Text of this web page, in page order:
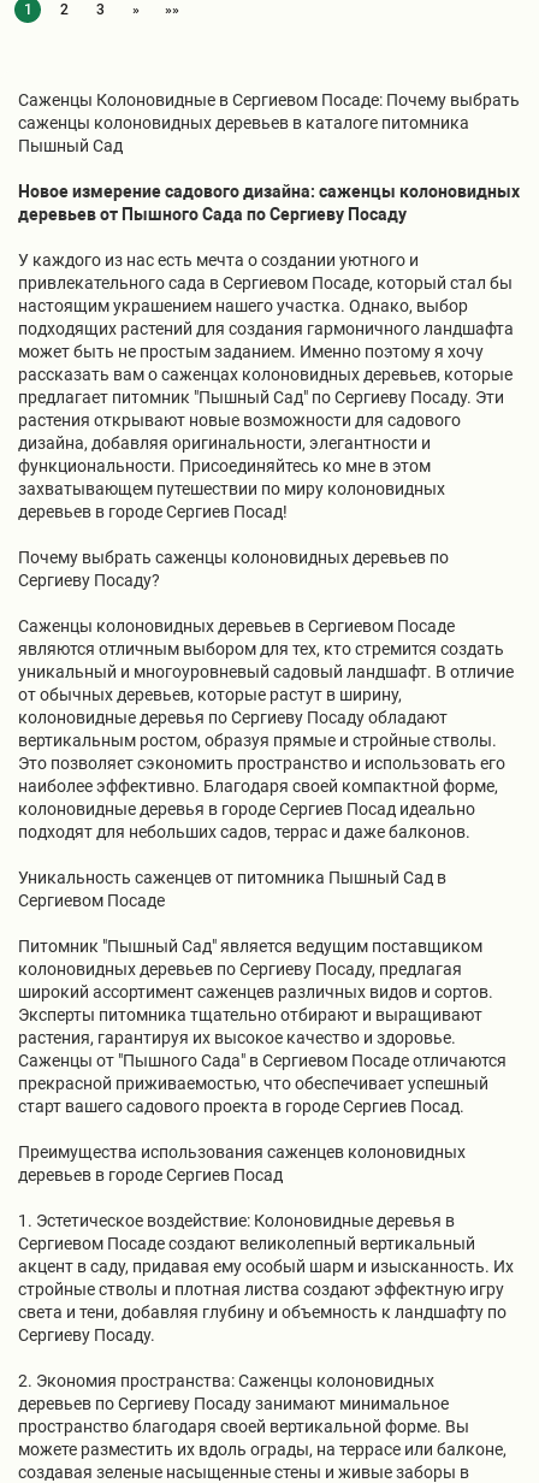
1 2 3 » »»
Саженцы Колоновидные в Сергиевом Посаде: Почему выбрать
саженцы колоновидных деревьев в каталоге питомника
Пышный Сад
Новое измерение садового дизайна: саженцы колоновидных
деревьев от Пышного Сада по Сергиеву Посаду
У каждого из нас есть мечта о создании уютного и
привлекательного сада в Сергиевом Посаде, который стал бы
настоящим украшением нашего участка. Однако, выбор
подходящих растений для создания гармоничного ландшафта
может быть не простым заданием. Именно поэтому я хочу
рассказать вам о саженцах колоновидных деревьев, которые
предлагает питомник "Пышный Сад" по Сергиеву Посаду. Эти
растения открывают новые возможности для садового
дизайна, добавляя оригинальности, элегантности и
функциональности. Присоединяйтесь ко мне в этом
захватывающем путешествии по миру колоновидных
деревьев в городе Сергиев Посад!
Почему выбрать саженцы колоновидных деревьев по
Сергиеву Посаду?
Саженцы колоновидных деревьев в Сергиевом Посаде
являются отличным выбором для тех, кто стремится создать
уникальный и многоуровневый садовый ландшафт. В отличие
от обычных деревьев, которые растут в ширину,
колоновидные деревья по Сергиеву Посаду обладают
вертикальным ростом, образуя прямые и стройные стволы.
Это позволяет сэкономить пространство и использовать его
наиболее эффективно. Благодаря своей компактной форме,
колоновидные деревья в городе Сергиев Посад идеально
подходят для небольших садов, террас и даже балконов.
Уникальность саженцев от питомника Пышный Сад в
Сергиевом Посаде
Питомник "Пышный Сад" является ведущим поставщиком
колоновидных деревьев по Сергиеву Посаду, предлагая
широкий ассортимент саженцев различных видов и сортов.
Эксперты питомника тщательно отбирают и выращивают
растения, гарантируя их высокое качество и здоровье.
Саженцы от "Пышного Сада" в Сергиевом Посаде отличаются
прекрасной приживаемостью, что обеспечивает успешный
старт вашего садового проекта в городе Сергиев Посад.
Преимущества использования саженцев колоновидных
деревьев в городе Сергиев Посад
1. Эстетическое воздействие: Колоновидные деревья в
Сергиевом Посаде создают великолепный вертикальный
акцент в саду, придавая ему особый шарм и изысканность. Их
стройные стволы и плотная листва создают эффектную игру
света и тени, добавляя глубину и объемность к ландшафту по
Сергиеву Посаду.
2. Экономия пространства: Саженцы колоновидных
деревьев по Сергиеву Посаду занимают минимальное
пространство благодаря своей вертикальной форме. Вы
можете разместить их вдоль ограды, на террасе или балконе,
создавая зеленые насыщенные стены и живые заборы в